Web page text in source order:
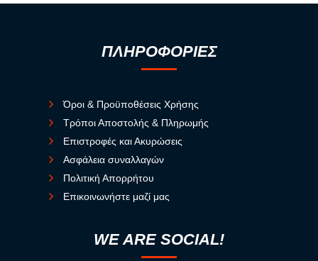
ΠΛΗΡΟΦΟΡΙΕΣ
Όροι & Προϋποθέσεις Χρήσης
Τρόποι Αποστολής & Πληρωμής
Επιστροφές και Ακυρώσεις
Ασφάλεια συναλλαγών
Πολιτική Απορρήτου
Επικοινωνήστε μαζί μας
WE ARE SOCIAL!